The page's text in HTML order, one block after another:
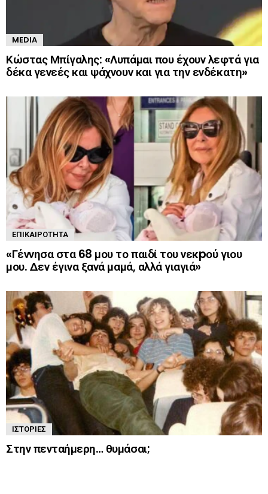
MEDIA
Κώστας Μπίγαλης: «Λυπάμαι που έχουν λεφτά για
δέκα γενεές και ψάχνουν και για την ενδέκατη»
ΕΠΙΚΑΙΡΌΤΗΤΑ
«Γέννησα στα 68 μου το παιδί του νεκpού γιου
μου. Δεν έγινα ξανά μαμά, αλλά γιαγιά»
ΙΣΤΟΡΊΕΣ
Στην πενταήμερη… θυμάσαι;